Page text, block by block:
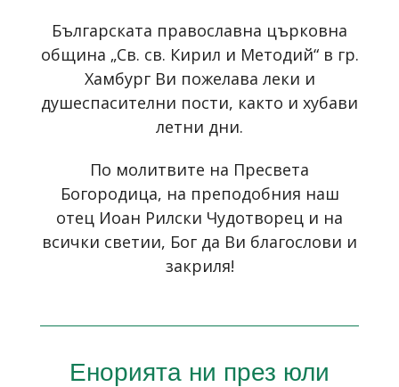
Българската православна църковна
община „Св. св. Кирил и Методий“ в гр.
Хамбург Ви пожелава леки и
душеспасителни пости, както и хубави
летни дни.
По молитвите на Пресвета
Богородица, на преподобния наш
отец Иоан Рилски Чудотворец и на
всички светии, Бог да Ви благослови и
закриля!
Енорията ни през юли